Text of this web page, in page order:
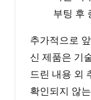
부팅 후
추가적으로
신 제품은 기
드린 내용 외
확인되지 않